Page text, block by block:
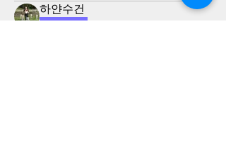
하얀수건
진압군